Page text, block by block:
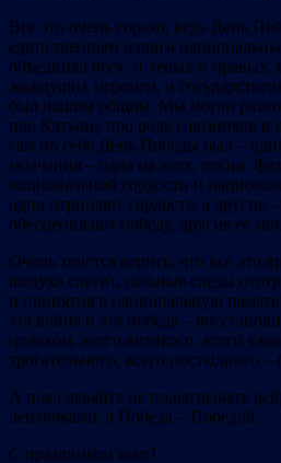
Все это очень горько, ведь День
единственным нашим
объединял всех: и левых и правых,
жаждущих перемен, и
был нашим общим. Мы могли
про Катынь, про роль союзников и
сам по себе День Победы был –
молчания – одна на всех, песни,
национальной гордости и
одни отрицают гордость, а другие
обесценивают победу, другие ее
Очень хочется верить, что все это
шелуха слетит, сальные следы
и принятия в национальную
эта война и эта победа –
целиком, всего великого, всего
трогательного, всего постыдного –
А пока давайте не подыгрывать
ленточками. а Победа – Победой.
С праздником всех!